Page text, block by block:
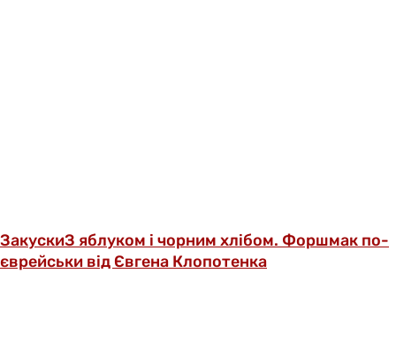
ЗакускиЗ яблуком і чорним хлібом. Форшмак по-
єврейськи від Євгена Клопотенка